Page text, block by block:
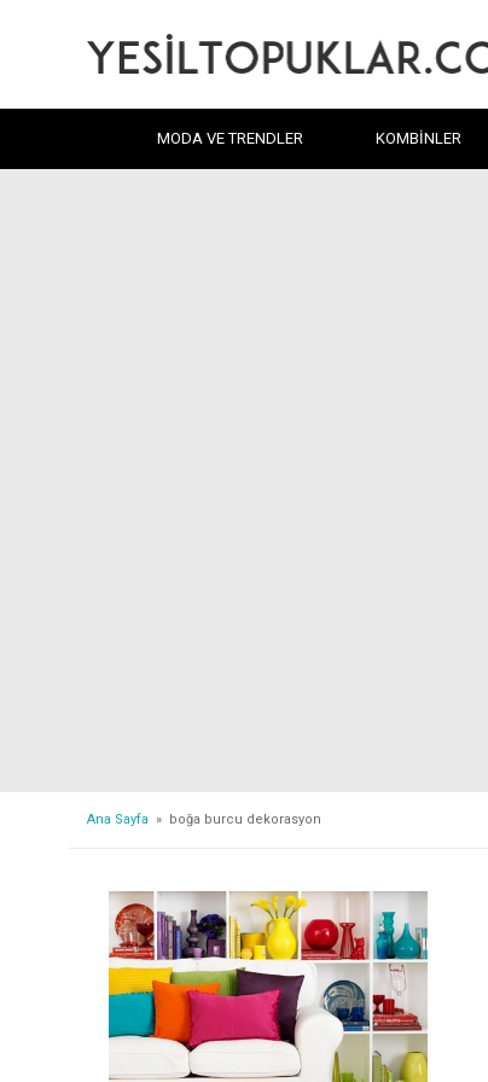
MODA VE TRENDLER KOMBINLER
Ana Sayfa » boğa burcu dekorasyon